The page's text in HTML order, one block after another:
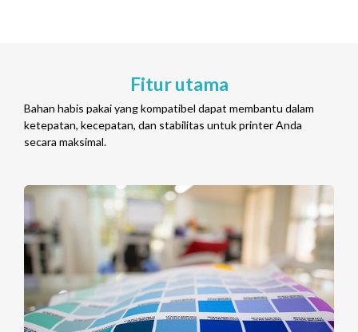
Fitur utama
Bahan habis pakai yang kompatibel dapat membantu dalam
ketepatan, kecepatan, dan stabilitas untuk printer Anda
secara maksimal.